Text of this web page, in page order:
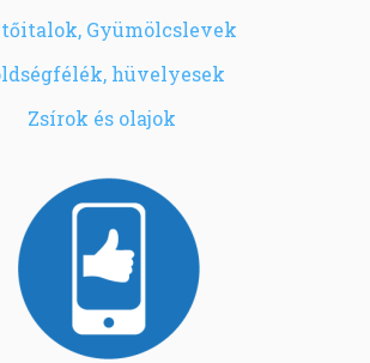
Gyümölcslevek
hüvelyesek
Zsírok és olajok